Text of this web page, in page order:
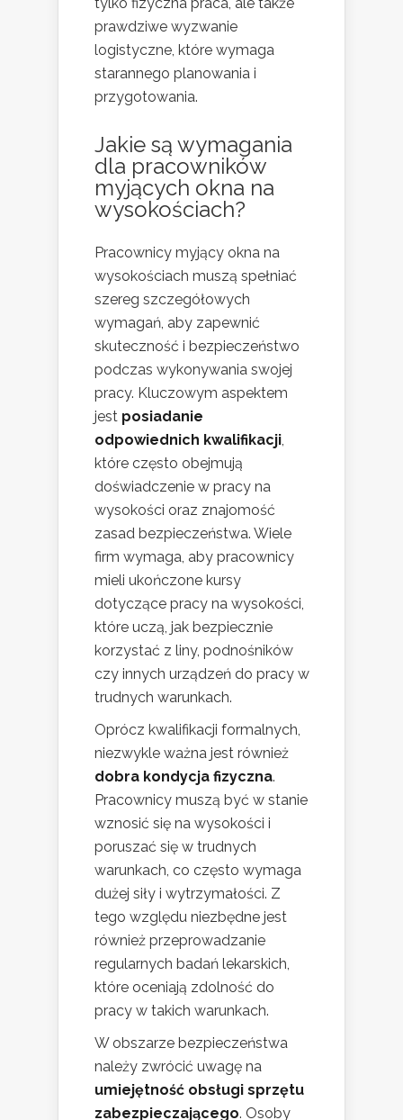
prawdziwe wyzwanie
logistyczne, które wymaga
starannego planowania i
przygotowania.
Jakie są wymagania
dla pracowników
myjących okna na
wysokościach?
Pracownicy myjący okna na
wysokościach muszą spełniać
szereg szczegółowych
wymagań, aby zapewnić
skuteczność i bezpieczeństwo
podczas wykonywania swojej
pracy. Kluczowym aspektem
jest posiadanie
odpowiednich kwalifikacji
które często obejmują
doświadczenie w pracy na
wysokości oraz znajomość
zasad bezpieczeństwa. Wiele
firm wymaga, aby pracownicy
mieli ukończone kursy
dotyczące pracy na wysokości,
które uczą, jak bezpiecznie
korzystać z liny, podnośników
czy innych urządzeń do pracy w
trudnych warunkach.
Oprócz kwalifikacji formalnych,
niezwykle ważna jest również
dobra kondycja fizyczna.
Pracownicy muszą być w stanie
wznosić się na wysokości i
poruszać się w trudnych
warunkach, co często wymaga
dużej siły i wytrzymałości. Z
tego względu niezbędne jest
również przeprowadzanie
regularnych badań lekarskich,
które oceniają zdolność do
pracy w takich warunkach.
W obszarze bezpieczeństwa
należy zwrócić uwagę na
umiejętność obsługi sprzętu
zabezpieczającego. Osoby